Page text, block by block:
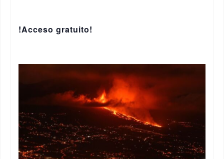
!Acceso gratuito!